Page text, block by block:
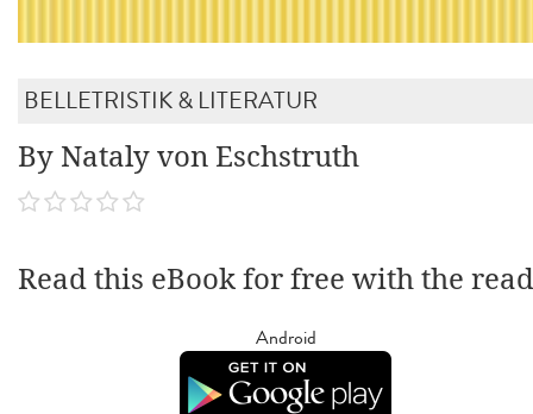
BELLETRISTIK & LITERATUR
By Nataly von Eschstruth
Read this eBook for free with the
Android